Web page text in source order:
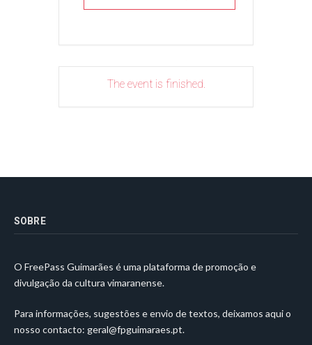
The event is finished.
SOBRE
O FreePass Guimarães é uma plataforma de promoção e
divulgação da cultura vimaranense.
Para informações, sugestões e envio de textos, deixamos aqui o
nosso contacto: geral@fpguimaraes.pt.